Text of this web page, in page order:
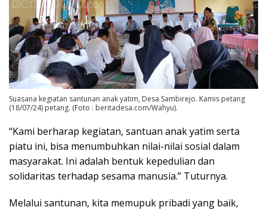
Suasana kegiatan santunan anak yatim, Desa Sambirejo. Kamis petang
(18/07/24) petang. (Foto : beritadesa.com/Wahyu).
“Kami berharap kegiatan, santuan anak yatim serta
piatu ini, bisa menumbuhkan nilai-nilai sosial dalam
masyarakat. Ini adalah bentuk kepedulian dan
solidaritas terhadap sesama manusia.” Tuturnya.
Melalui santunan, kita memupuk pribadi yang baik,